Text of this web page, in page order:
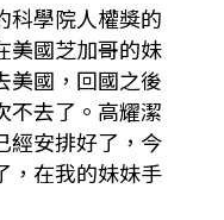
科學院人權獎的
美國芝加哥的妹
美國，回國之後
不去了。高耀潔
安排好了，今
，在我的妹妹手